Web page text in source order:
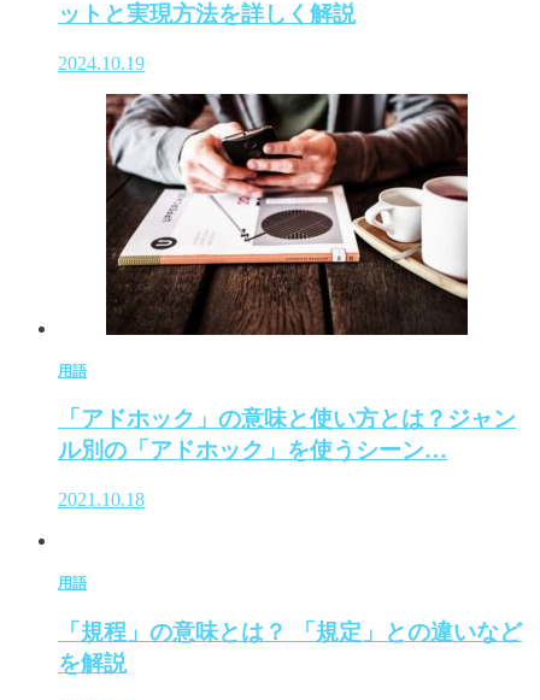
ットと実現方法を詳しく解説
2024.10.19
用語
「アドホック」の意味と使い方とは？ジャン
ル別の「アドホック」を使うシーン…
2021.10.18
用語
「規程」の意味とは？ 「規定」との違いなど
を解説